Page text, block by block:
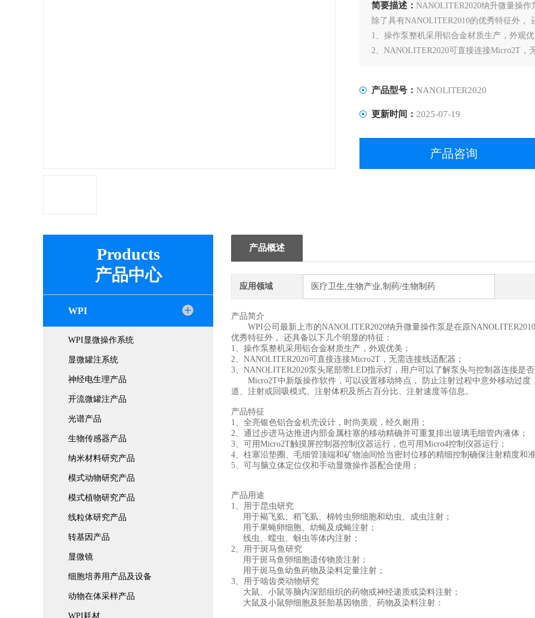
简要描述：NANOLITER2020纳升微量操作
除了具有NANOLITER2010的优秀特征外，
1、操作泵整机采用铝合金材质生产，外观优
2、NANOLITER2020可直接连接Micro2T，
产品型号： NANOLITER2020
更新时间： 2025-07-19
产品咨询
Products
产品中心
WPI
WPI显微操作系统
显微罐注系统
神经电生理产品
开流微罐注产品
光谱产品
生物传感器产品
纳米材料研究产品
模式动物研究产品
模式植物研究产品
线粒体研究产品
转基因产品
显微镜
细胞培养用产品及设备
动物在体采样产品
WPI耗材
产品概述
应用领域 医疗卫生,生物产业,制药/生物制药
产品简介
WPI公司最新上市的NANOLITER2020纳升微量操作泵是在原
优秀特征外， 还具备以下几个明显的特征：
1、操作泵整机采用铝合金材质生产，外观优美；
2、NANOLITER2020可直接连接Micro2T，无需连接线适配器；
3、NANOLITER2020泵头尾部带LED指示灯，用户可以了解泵头与控制器连接是否
Micro2T中新版操作软件，可以设置移动终点， 防止注射过程中意外移动过度
道、注射或回吸模式、注射体积及所占百分比、注射速度等信息。
产品特征
1、全亮银色铝合金机壳设计，时尚美观，经久耐用；
2、通过步进马达推进内部金属柱塞的移动精确并可重复排出玻璃毛细管内液体；
3、可用Micro2T触摸屏控制器控制仪器运行，也可用Micro4控制仪器运行；
4、柱塞沿垫圈、毛细管顶端和矿物油间恰当密封位移的精细控制确保注射精度和准
5、可与脑立体定位仪和手动显微操作器配合使用；
产品用途
1、用于昆虫研究
用于褐飞虱、稻飞虱、棉铃虫卵细胞和幼虫、成虫注射；
用于果蝇卵细胞、幼蝇及成蝇注射；
线虫、蠕虫、蚜虫等体内注射；
2、用于斑马鱼研究
用于斑马鱼卵细胞遗传物质注射；
用于斑马鱼幼鱼药物及染料定量注射；
3、用于啮齿类动物研究
大鼠、小鼠等脑内深部组织的药物或神经递质或染料注射；
大鼠及小鼠卵细胞及胚胎基因物质、药物及染料注射：